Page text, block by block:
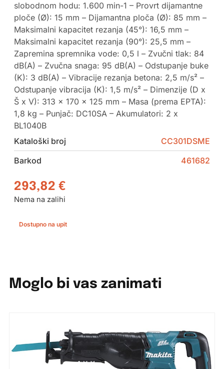
slobodnom hodu: 1.600 min-1 – Provrt dijamantne
ploče (Ø): 15 mm – Dijamantna ploča (Ø): 85 mm –
Maksimalni kapacitet rezanja (45°): 16,5 mm –
Maksimalni kapacitet rezanja (90°): 25,5 mm –
Zapremina spremnika vode: 0,5 l – Zvučni tlak: 84
dB(A) – Zvučna snaga: 95 dB(A) – Odstupanje buke
(K): 3 dB(A) – Vibracije rezanja betona: 2,5 m/s² –
Odstupanje vibracija (K): 1,5 m/s² – Dimenzije (D x
Š x V): 313 x 170 x 125 mm – Masa (prema EPTA):
1,8 kg – Punjač: DC10SA – Akumulatori: 2 x
BL1040B
Kataloški broj
CC301DSME
Barkod
461682
293,82 €
Nema na zalihi
Dostupno na upit
Moglo bi vas zanimati